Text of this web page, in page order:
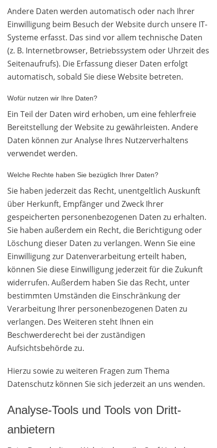
Andere Daten werden automatisch oder nach Ihrer
Einwilligung beim Besuch der Website durch unsere IT-
Systeme erfasst. Das sind vor allem technische Daten
(z. B. Internetbrowser, Betriebssystem oder Uhrzeit des
Seitenaufrufs). Die Erfassung dieser Daten erfolgt
automatisch, sobald Sie diese Website betreten.
Wofür nutzen wir Ihre Daten?
Ein Teil der Daten wird erhoben, um eine fehlerfreie
Bereitstellung der Website zu gewährleisten. Andere
Daten können zur Analyse Ihres Nutzerverhaltens
verwendet werden.
Welche Rechte haben Sie bezüglich Ihrer Daten?
Sie haben jederzeit das Recht, unentgeltlich Auskunft
über Herkunft, Empfänger und Zweck Ihrer
gespeicherten personenbezogenen Daten zu erhalten.
Sie haben außerdem ein Recht, die Berichtigung oder
Löschung dieser Daten zu verlangen. Wenn Sie eine
Einwilligung zur Datenverarbeitung erteilt haben,
können Sie diese Einwilligung jederzeit für die Zukunft
widerrufen. Außerdem haben Sie das Recht, unter
bestimmten Umständen die Einschränkung der
Verarbeitung Ihrer personenbezogenen Daten zu
verlangen. Des Weiteren steht Ihnen ein
Beschwerderecht bei der zuständigen
Aufsichtsbehörde zu.
Hierzu sowie zu weiteren Fragen zum Thema
Datenschutz können Sie sich jederzeit an uns wenden.
Analyse-Tools und Tools von Dritt­
anbietern